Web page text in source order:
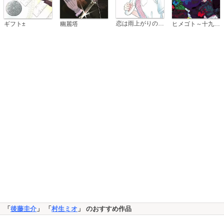
ギフト± 幽麗塔 恋は雨上がりのように
「後藤圭介 」 「村生ミオ 」 のおすすめ作品